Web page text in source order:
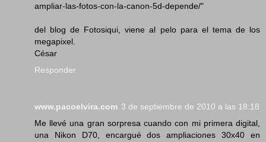
ampliar-las-fotos-con-la-canon-5d-depende/"
del blog de Fotosiqui, viene al pelo para el tema de los
megapixel.
César
Responder
www.pacoelvira.com 3 de septiembre de 2010 a las 18:18
Me llevé una gran sorpresa cuando con mi primera digital,
una Nikon D70, encargué dos ampliaciones 30x40 en